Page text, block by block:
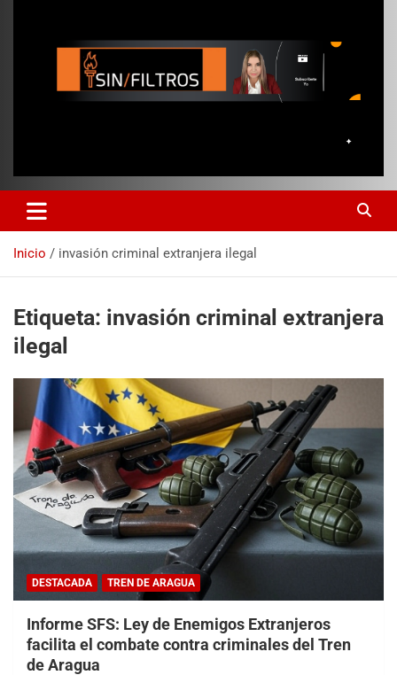
Inicio invasión criminal extranjera ilegal
Etiqueta: invasión criminal extranjera
ilegal
DESTACADA TREN DE ARAGUA
Informe SFS: Ley de Enemigos Extranjeros
facilita el combate contra criminales del Tren
de Aragua